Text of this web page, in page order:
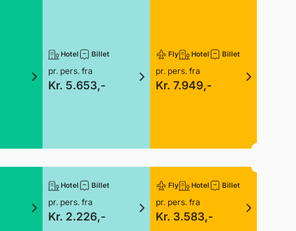
Hotel Billet
pr. pers. fra
Kr. 5.653,-
Fly Hotel Billet
pr. pers. fra
Kr. 7.949,-
Hotel Billet
pr. pers. fra
Kr. 2.226,-
Fly Hotel Billet
pr. pers. fra
Kr. 3.583,-